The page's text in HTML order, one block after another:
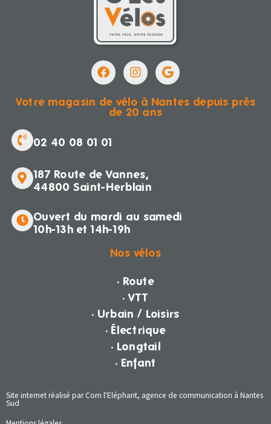
Votre magasin de vélo à Nantes depuis près
de 20 ans
02 40 08 01 01
187 Route de Vannes,
44800 Saint-Herblain
Ouvert du mardi au samedi
10h-13h et 14h-19h
Nos vélos
· Route
· VTT
· Urbain / Loisirs
· Électrique
· Longtail
· Enfant
Site internet réalisé par Com l'Eléphant, agence de communication à Nantes
Sud